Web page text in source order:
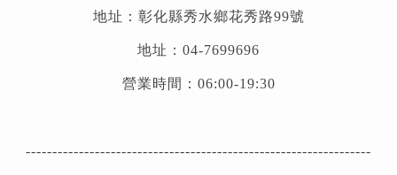
地址：彰化縣秀水鄉花秀路99號
地址：04-7699696
營業時間：06:00-19:30
-----------------------------------------------------------------